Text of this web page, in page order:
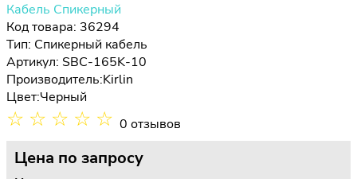
Кабель Спикерный
Код товара: 36294
Тип: Спикерный кабель
Артикул: SBC-165K-10
Производитель:Kirlin
Цвет:Черный
☆ ☆ ☆ ☆ ☆ 0 отзывов
Цена по запросу